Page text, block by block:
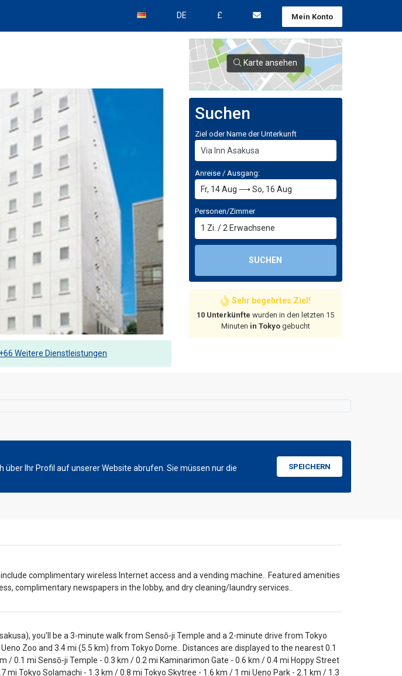
DE £ Mein Konto
+66 Weitere Dienstleistungen
Karte ansehen
Suchen
Ziel oder Name der Unterkunft
Anreise / Ausgang:
Personen/Zimmer
1 Zi. /2 Erwachsene
SUCHEN
Sehr begehrtes Ziel!
10 Unterkünfte wurden in den letzten 15
Minuten in Tokyogebucht
über Ihr Profil auf unserer Website abrufen. Sie müssen nur die
SPEICHERN
complimentary wireless Internet access and a vending machine.. Featured amenities
complimentary newspapers in the lobby, and dry cleaning/laundry services..
you'll be a 3-minute walk from Sensō-ji Temple and a 2-minute drive from Tokyo
Zoo and 3.4 mi (5.5 km) from Tokyo Dome.. Distances are displayed to the nearest 0.1
/ 0.1 mi Sensō-ji Temple - 0.3 km / 0.2 mi Kaminarimon Gate - 0.6 km / 0.4 mi Hoppy Street
mi Tokyo Solamachi - 1.3 km / 0.8 mi Tokyo Skytree - 1.6 km / 1 mi Ueno Park - 2.1 km / 1.3